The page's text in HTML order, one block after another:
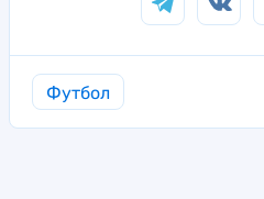
Футбол